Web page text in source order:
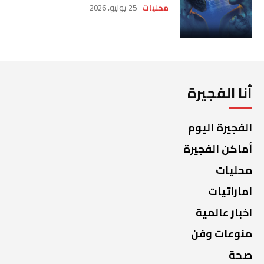
محليات 25 يوليو، 2026
أنا الفجيرة
الفجيرة اليوم
أماكن الفجيرة
محليات
اماراتيات
اخبار عالمية
منوعات وفن
صحة